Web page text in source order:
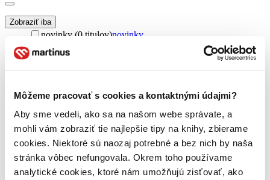
Môžeme pracovať s cookies a kontaktnými údajmi?
Aby sme vedeli, ako sa na našom webe správate, a
mohli vám zobraziť tie najlepšie tipy na knihy, zbierame
cookies. Niektoré sú naozaj potrebné a bez nich by naša
stránka vôbec nefungovala. Okrem toho používame
analytické cookies, ktoré nám umožňujú zisťovať, ako
Zobraziť iba
novinky (0 titulov)novinky
zľavnené tituly (0 titulov)
Dostupnosť
predpredaj (0 titulov)predpredaj
dostupná (bez vypredaných) (0 titulov)dostupná (bez
vypredaných)
Nové / čítané
nová (0 titulov)nová
čítaná (0 titulov)čítaná